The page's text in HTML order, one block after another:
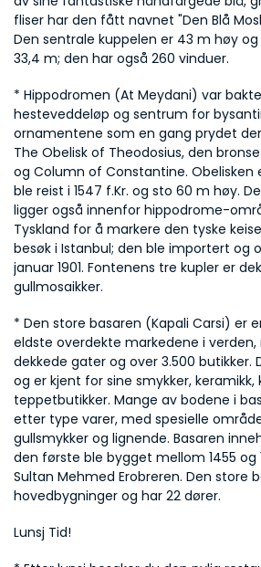
fliser har den fått navnet "Den Blå
Den sentrale kuppelen er 43 m høy
33,4 m; den har også 260 vinduer.
* Hippodromen (At Meydani) var
hesteveddeløp og sentrum for
ornamentene som en gang prydet
The Obelisk of Theodosius, den
og Column of Constantine. Obelisken
ble reist i 1547 f.Kr. og sto 60 m høy.
ligger også innenfor hippodrome-
Tyskland for å markere den tyske
besøk i Istanbul; den ble importert og
januar 1901. Fontenens tre kupler er
gullmosaikker.
* Den store basaren (Kapali Carsi) er
eldste overdekte markedene i
dekkede gater og over 3.500 butikker.
og er kjent for sine smykker, keramikk,
teppetbutikker. Mange av bodene i
etter type varer, med spesielle
gullsmykker og lignende. Basaren
den første ble bygget mellom 1455 og
Sultan Mehmed Erobreren. Den store
hovedbygninger og har 22 dører.
Lunsj Tid!